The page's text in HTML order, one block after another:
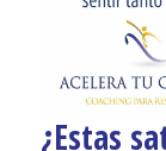
¿Estas